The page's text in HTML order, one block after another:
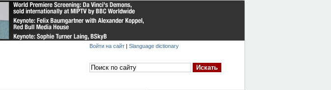
Войти на сайт | Slanguage dictionary